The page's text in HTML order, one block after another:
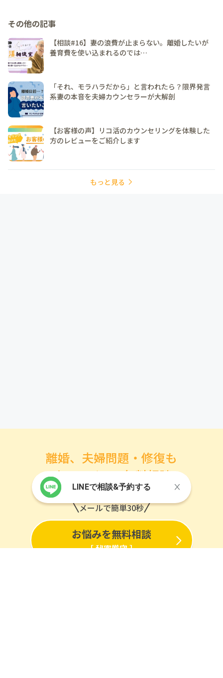
その他の記事
【相談#16】妻の浪費が止まらない。離婚したいが
養育費を使い込まれるのでは…
「それ、モラハラだから」と言われたら？限界発言
系妻の本音を夫婦カウンセラーが大解剖
【お客様の声】リコ活のカウンセリングを体験した
方のレビューをご紹介します
もっと見る
離婚、夫婦問題・修復も
オンラインで無料相談
メールで簡単30秒
お悩みを無料相談
［ 秘密厳守 ］
LINEで相談&予約する